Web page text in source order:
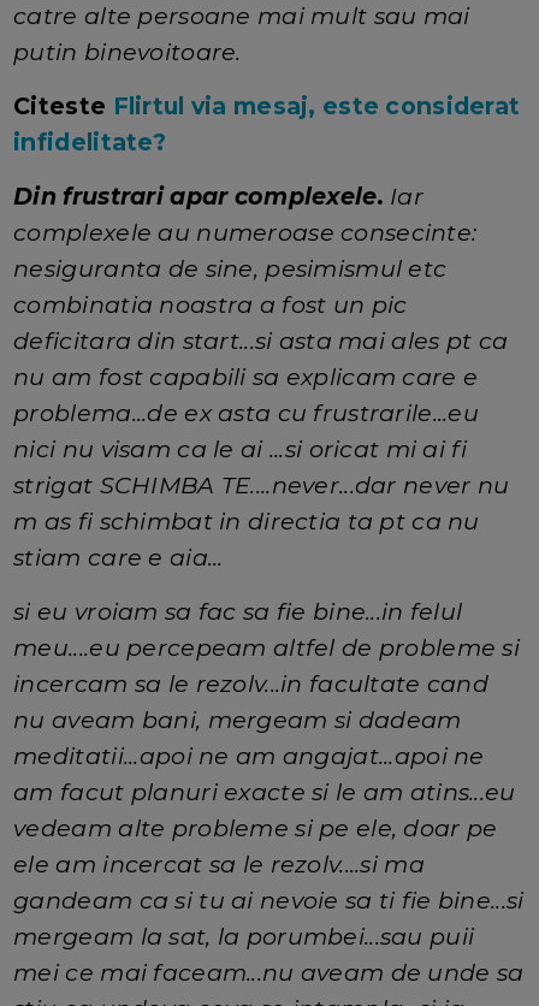
catre alte persoane mai mult sau mai
putin binevoitoare.
Citeste Flirtul via mesaj, este considerat
infidelitate?
Din frustrari apar complexele. Iar
complexele au numeroase consecinte:
nesiguranta de sine, pesimismul etc
combinatia noastra a fost un pic
deficitara din start...si asta mai ales pt ca
nu am fost capabili sa explicam care e
problema...de ex asta cu frustrarile...eu
nici nu visam ca le ai ...si oricat mi ai fi
strigat SCHIMBA TE....never...dar never nu
m as fi schimbat in directia ta pt ca nu
stiam care e aia...
si eu vroiam sa fac sa fie bine...in felul
meu....eu percepeam altfel de probleme si
incercam sa le rezolv...in facultate cand
nu aveam bani, mergeam si dadeam
meditatii...apoi ne am angajat...apoi ne
am facut planuri exacte si le am atins...eu
vedeam alte probleme si pe ele, doar pe
ele am incercat sa le rezolv....si ma
gandeam ca si tu ai nevoie sa ti fie bine...si
mergeam la sat, la porumbei...sau puii
mei ce mai faceam...nu aveam de unde sa